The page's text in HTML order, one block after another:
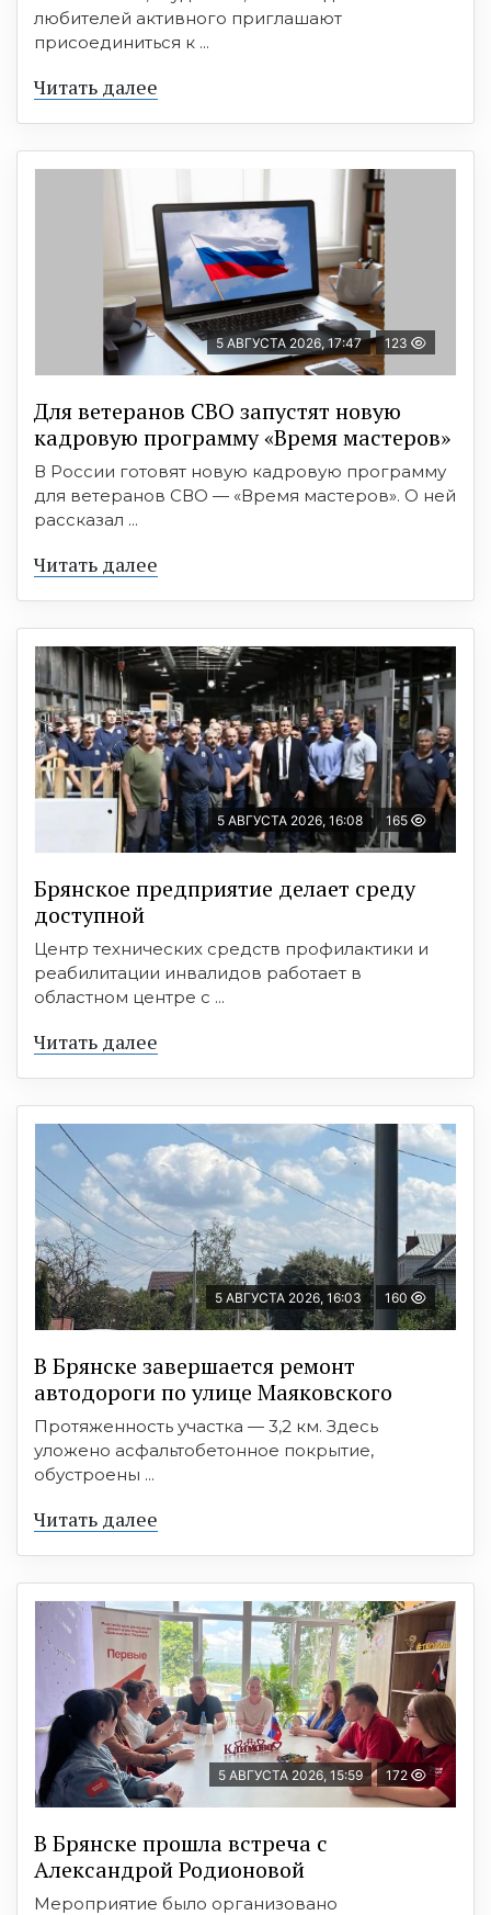
любителей активного приглашают
присоединиться к ...
Читать далее
5 АВГУСТА 2026, 17:47 123
Для ветеранов СВО запустят новую
кадровую программу «Время мастеров»
В России готовят новую кадровую программу
для ветеранов СВО — «Время мастеров». О ней
рассказал ...
Читать далее
5 АВГУСТА 2026, 16:08 165
Брянское предприятие делает среду
доступной
Центр технических средств профилактики и
реабилитации инвалидов работает в
областном центре с ...
Читать далее
5 АВГУСТА 2026, 16:03 160
В Брянске завершается ремонт
автодороги по улице Маяковского
Протяженность участка — 3,2 км. Здесь
уложено асфальтобетонное покрытие,
обустроены ...
Читать далее
5 АВГУСТА 2026, 15:59 172
В Брянске прошла встреча с
Александрой Родионовой
Мероприятие было организовано